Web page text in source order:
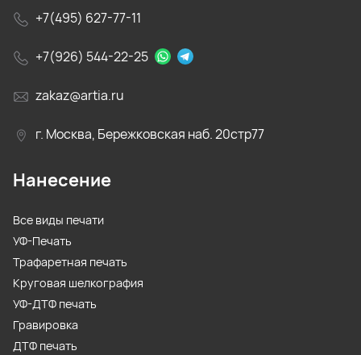
+7(495) 627-77-11
+7(926) 544-22-25
zakaz@artia.ru
г. Москва, Бережковская наб. 20стр77
Нанесение
Все виды печати
УФ-Печать
Трафаретная печать
Круговая шелкография
УФ-ДТФ печать
Гравировка
ДТФ печать